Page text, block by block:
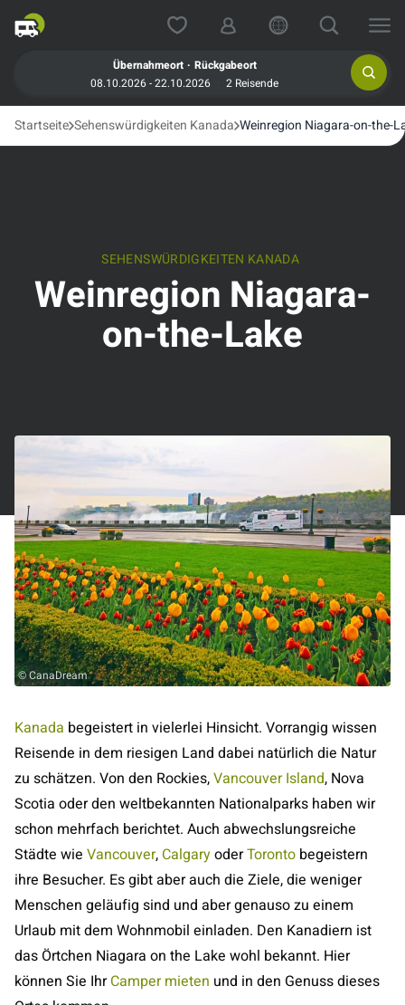
Übernahmeort . Rückgabeort
08.10.2026 - 22.10.2026
2 Reisende
Startseite Sehenswürdigkeiten Kanada Weinregion Niagara-on-the-
SEHENSWÜRDIGKEITEN KANADA
Weinregion Niagara-
on-the-Lake
© CanaDream
Kanada begeistert in vielerlei Hinsicht. Vorrangig wissen
Reisende in dem riesigen Land dabei natürlich die Natur
zu schätzen. Von den Rockies,Vancouver Island, Nova
Scotia oder den weltbekannten Nationalparks haben wir
schon mehrfach berichtet. Auch abwechslungsreiche
Städte wie Vancouver, CalgaryoderToronto begeistern
ihre Besucher. Es gibt aber auch die Ziele, die weniger
Menschen geläufig sind und aber genauso zu einem
Urlaub mit dem Wohnmobil einladen. Den Kanadiern ist
das Örtchen Niagara on the Lake wohl bekannt. Hier
können Sie IhrCamper mieten und in den Genuss dieses